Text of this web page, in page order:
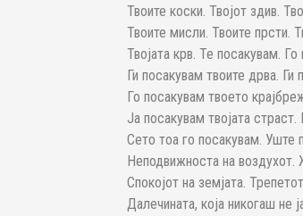
Твоите коски. Твојот здив.
Твоите мисли. Твоите прсти.
Твојата крв. Те посакувам.
Ги посакувам твоите дрва.
Го посакувам твоето
Ја посакувам твојата
Сето тоа го посакувам. Уште
Неподвижноста на
Спокојот на земјата.
Далечината, која никогаш не